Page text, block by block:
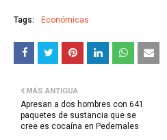
Tags: Económicas
MÁS ANTIGUA
Apresan a dos hombres con 641
paquetes de sustancia que se
cree es cocaína en Pedernales